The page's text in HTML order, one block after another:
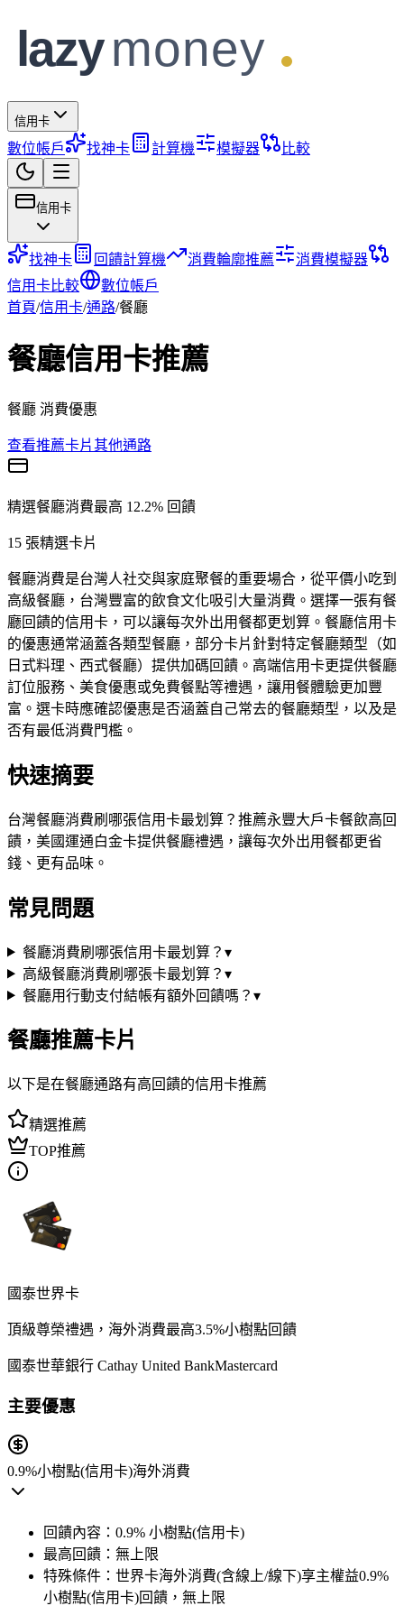
信用卡
數位帳戶 找神卡 計算機 模擬器 比較
信用卡
找神卡 回饋計算機 消費輪廓推薦
消費模擬器
信用卡比較
數位帳戶
首頁/信用卡/通路/餐廳
餐廳信用卡推薦
餐廳 消費優惠
查看推薦卡片其他通路
精選餐廳消費最高 12.2% 回饋
15 張精選卡片
餐廳消費是台灣人社交與家庭聚餐的重要場合，從平價小吃到
高級餐廳，台灣豐富的飲食文化吸引大量消費。選擇一張有餐
廳回饋的信用卡，可以讓每次外出用餐都更划算。餐廳信用卡
的優惠通常涵蓋各類型餐廳，部分卡片針對特定餐廳類型（如
日式料理、西式餐廳）提供加碼回饋。高端信用卡更提供餐廳
訂位服務、美食優惠或免費餐點等禮遇，讓用餐體驗更加豐
富。選卡時應確認優惠是否涵蓋自己常去的餐廳類型，以及是
否有最低消費門檻。
快速摘要
台灣餐廳消費刷哪張信用卡最划算？推薦永豐大戶卡餐飲高回
饋，美國運通白金卡提供餐廳禮遇，讓每次外出用餐都更省
錢、更有品味。
常見問題
餐廳消費刷哪張信用卡最划算？ ▾
高級餐廳消費刷哪張卡最划算？ ▾
餐廳用行動支付結帳有額外回饋嗎？ ▾
餐廳推薦卡片
以下是在餐廳通路有高回饋的信用卡推薦
精選推薦
TOP推薦
國泰世界卡
頂級尊榮禮遇，海外消費最高3.5%小樹點回饋
國泰世華銀行 Cathay United BankMastercard
主要優惠
0.9%小樹點(信用卡)海外消費
回饋內容： 0.9% 小樹點(信用卡)
最高回饋： 無上限
特殊條件： 世界卡海外消費(含線上/線下)享主權益0.9%
小樹點(信用卡)回饋，無上限